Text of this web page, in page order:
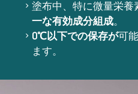
塗布中、特に微量栄養
一な有効成分組成。
0℃以下での保存が可
ます。